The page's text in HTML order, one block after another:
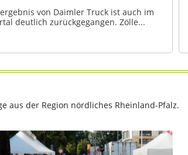
von Daimler Truck ist auch im
deutlich zurückgegangen. Zölle...
aus der Region nördliches Rheinland-Pfalz.